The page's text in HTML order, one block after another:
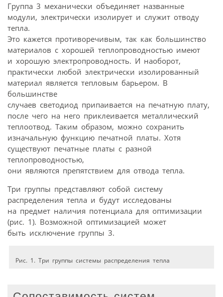
Группа 3 механически объединяет названные
модули, электрически изолирует и служит отводу
тепла.
Это кажется противоречивым, так как большинство
материалов с хорошей теплопроводностью имеют
и хорошую электропроводность. И наоборот,
практически любой электрически изолированный
материал является тепловым барьером. В
большинстве
случаев светодиод припаивается на печатную плату,
после чего на него приклеивается металлический
теплоотвод. Таким образом, можно сохранить
изначальную функцию печатной платы. Хотя
существуют печатные платы с разной
теплопроводностью,
они являются препятствием для отвода тепла.
Три группы представляют собой систему
распределения тепла и будут исследованы
на предмет наличия потенциала для оптимизации
(рис. 1). Возможной оптимизацией может
быть исключение группы 3.
Рис. 1. Три группы системы распределения тепла